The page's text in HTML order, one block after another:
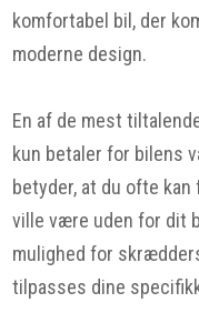
komfortabel bil, der
moderne design.
En af de mest
kun betaler for bilens
betyder, at du ofte
ville være uden for dit
mulighed for
tilpasses dine